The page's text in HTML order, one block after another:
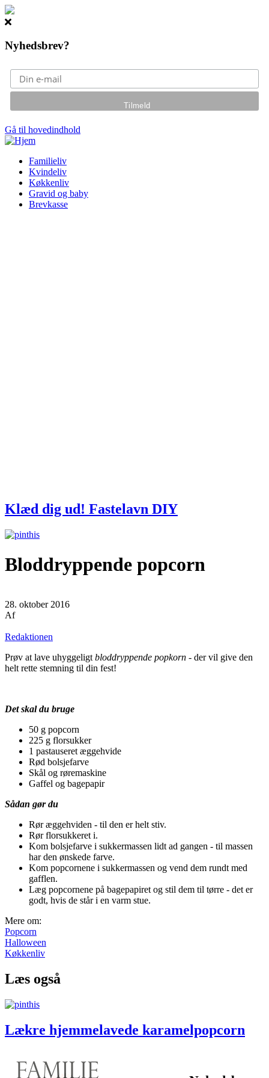
Nyhedsbrev?
Gå til hovedindhold
Familieliv
Kvindeliv
Køkkenliv
Gravid og baby
Brevkasse
Klæd dig ud! Fastelavn DIY
Bloddryppende popcorn
28. oktober 2016
Af
Redaktionen
Prøv at lave uhyggeligt bloddryppende popkorn - der vil give den
helt rette stemning til din fest!
Det skal du bruge
50 g popcorn
225 g florsukker
1 pastauseret æggehvide
Rød bolsjefarve
Skål og røremaskine
Gaffel og bagepapir
Sådan gør du
Rør æggehviden - til den er helt stiv.
Rør florsukkeret i.
Kom bolsjefarve i sukkermassen lidt ad gangen - til massen
har den ønskede farve.
Kom popcornene i sukkermassen og vend dem rundt med
gafflen.
Læg popcornene på bagepapiret og stil dem til tørre - det er
godt, hvis de står i en varm stue.
Mere om:
Popcorn
Halloween
Køkkenliv
Læs også
Lækre hjemmelavede karamelpopcorn